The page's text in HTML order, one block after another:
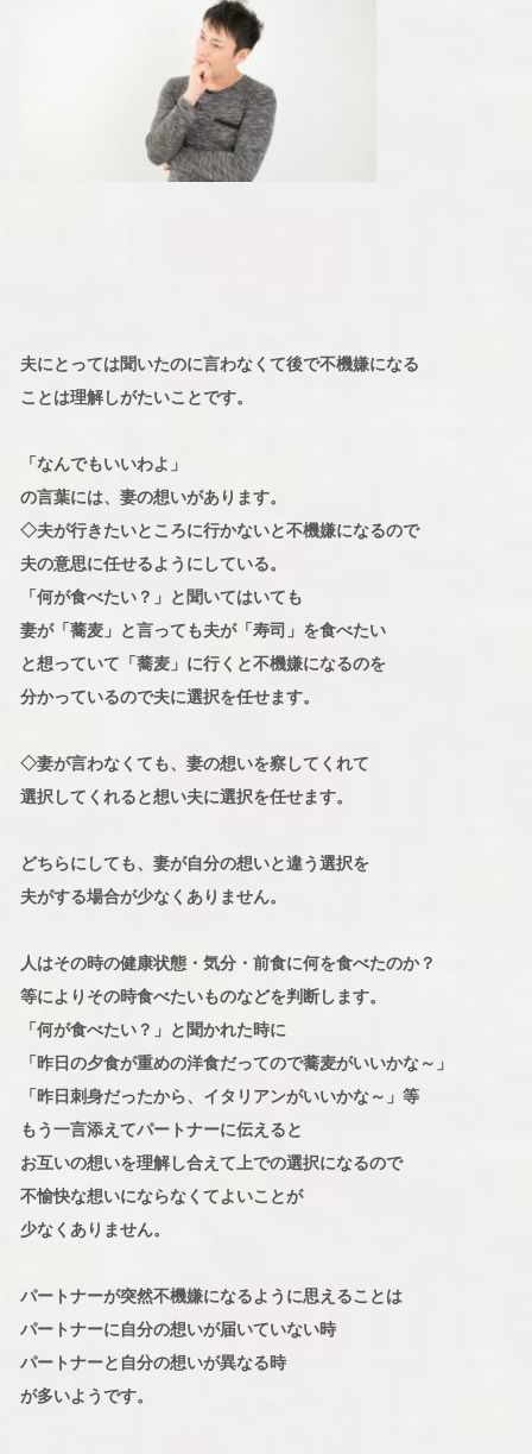
夫にとっては聞いたのに言わなくて後で不機嫌になる
ことは理解しがたいことです。
「なんでもいいわよ」
の言葉には、妻の想いがあります。
◇夫が行きたいところに行かないと不機嫌になるので
夫の意思に任せるようにしている。
「何が食べたい？」と聞いてはいても
妻が「蕎麦」と言っても夫が「寿司」を食べたい
と想っていて「蕎麦」に行くと不機嫌になるのを
分かっているので夫に選択を任せます。
◇妻が言わなくても、妻の想いを察してくれて
選択してくれると想い夫に選択を任せます。
どちらにしても、妻が自分の想いと違う選択を
夫がする場合が少なくありません。
人はその時の健康状態・気分・前食に何を食べたのか？
等によりその時食べたいものなどを判断します。
「何が食べたい？」と聞かれた時に
「昨日の夕食が重めの洋食だってので蕎麦がいいかな～」
「昨日刺身だったから、イタリアンがいいかな～」等
もう一言添えてパートナーに伝えると
お互いの想いを理解し合えて上での選択になるので
不愉快な想いにならなくてよいことが
少なくありません。
パートナーが突然不機嫌になるように思えることは
パートナーに自分の想いが届いていない時
パートナーと自分の想いが異なる時
が多いようです。